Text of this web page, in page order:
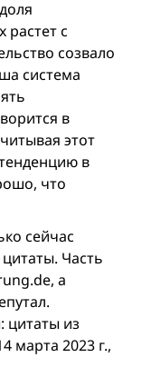
растет с
созвало
система
в
этот
в
что
сейчас
Часть
а
цитаты из
марта 2023 г.,